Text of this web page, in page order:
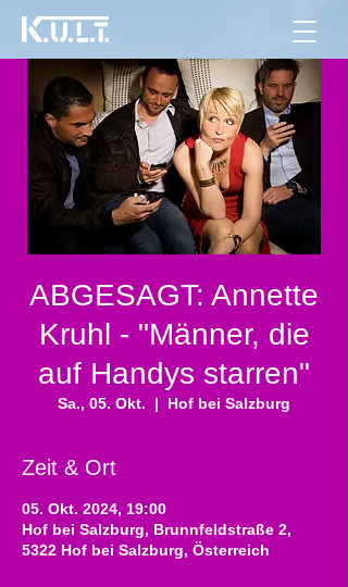
ABGESAGT: Annette
Kruhl - "Männer, die
auf Handys starren"
Sa., 05. Okt.
  |
Hof bei Salzburg
Zeit & Ort
05. Okt. 2024, 19:00
Hof bei Salzburg, Brunnfeldstraße 2,
5322 Hof bei Salzburg, Österreich